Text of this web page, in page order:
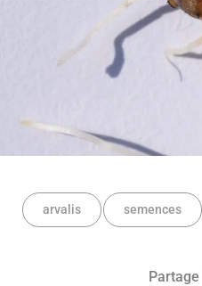
arvalis semences
Partage